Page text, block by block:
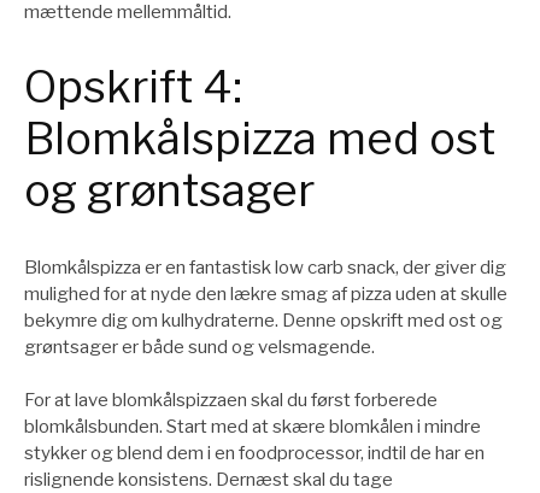
mættende mellemmåltid.
Opskrift 4:
Blomkålspizza med ost
og grøntsager
Blomkålspizza er en fantastisk low carb snack, der giver dig
mulighed for at nyde den lækre smag af pizza uden at skulle
bekymre dig om kulhydraterne. Denne opskrift med ost og
grøntsager er både sund og velsmagende.
For at lave blomkålspizzaen skal du først forberede
blomkålsbunden. Start med at skære blomkålen i mindre
stykker og blend dem i en foodprocessor, indtil de har en
rislignende konsistens. Dernæst skal du tage